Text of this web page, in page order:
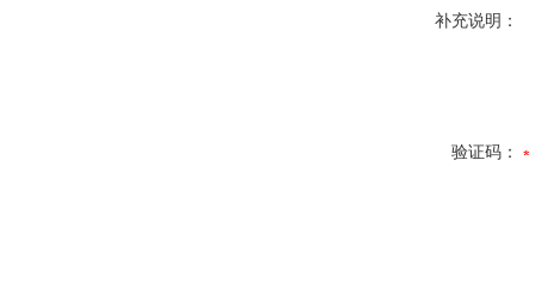
补充说明：
验证码：